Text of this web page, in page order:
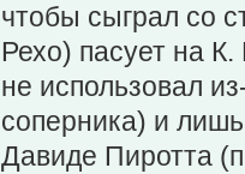
чтобы сыграл со
Рехо) пасует на
не использовал
соперника) и
Давиде Пиротта